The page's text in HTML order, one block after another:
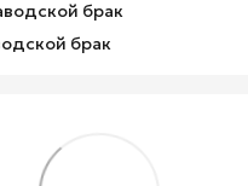
брак
брак